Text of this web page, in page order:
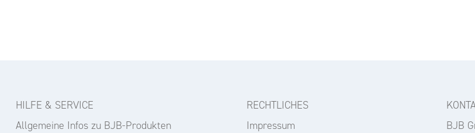
HILFE & SERVICE
Allgemeine Infos zu BJB-Produkten
RECHTLICHES
Impressum
BJB